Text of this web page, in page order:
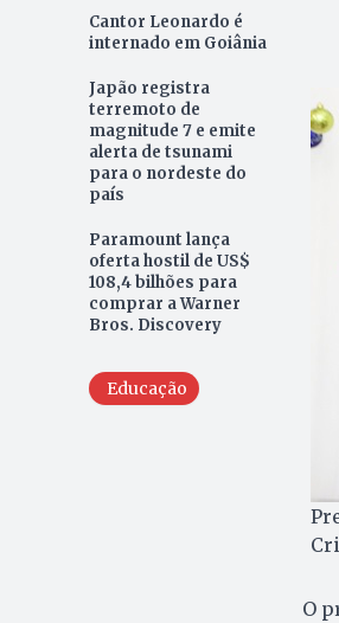
Cantor Leonardo é
internado em Goiânia
Japão registra
terremoto de
magnitude 7 e emite
alerta de tsunami
para o nordeste do
país
Paramount lança
oferta hostil de US$
108,4 bilhões para
comprar a Warner
Bros. Discovery
Educação
O